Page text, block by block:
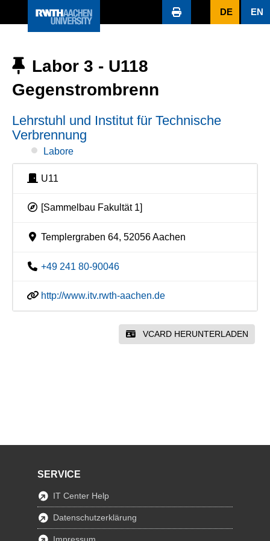
DE EN
Labor 3 - U118
Gegenstrombrenn
Lehrstuhl und Institut für Technische
Verbrennung
Labore
U11
[Sammelbau Fakultät 1]
Templergraben 64, 52056 Aachen
+49 241 80-90046
http://www.itv.rwth-aachen.de
VCARD HERUNTERLADEN
SERVICE
IT Center Help
Datenschutzerklärung